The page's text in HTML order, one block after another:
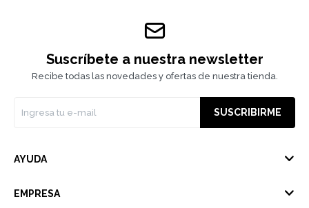
Suscríbete a nuestra newsletter
Recibe todas las novedades y ofertas de nuestra tienda.
SUSCRIBIRME
AYUDA
EMPRESA